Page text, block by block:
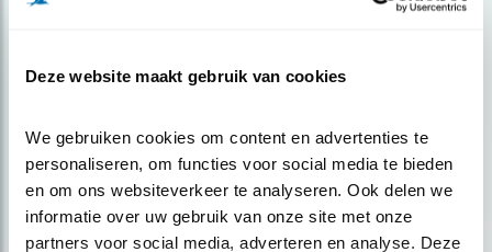
Deze website maakt gebruik van cookies
We gebruiken cookies om content en advertenties te
personaliseren, om functies voor social media te bieden
en om ons websiteverkeer te analyseren. Ook delen we
informatie over uw gebruik van onze site met onze
partners voor social media, adverteren en analyse. Deze
over vogels en activiteiten van Vogelbescherming.